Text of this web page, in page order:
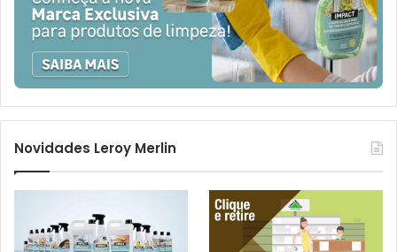
Novidades Leroy Merlin